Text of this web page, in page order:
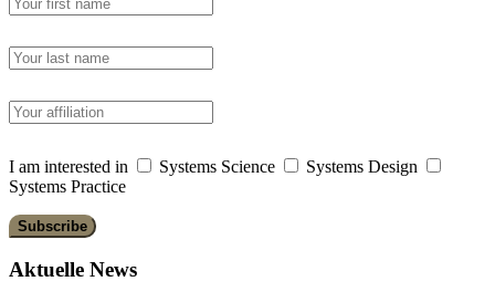
I am interested in Systems Science
Systems Design
Systems Practice
Aktuelle News